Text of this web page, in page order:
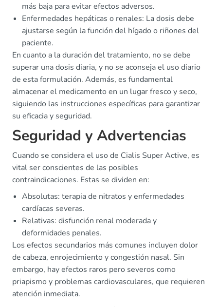
más baja para evitar efectos adversos.
Enfermedades hepáticas o renales: La dosis debe
ajustarse según la función del hígado o riñones del
paciente.
En cuanto a la duración del tratamiento, no se debe
superar una dosis diaria, y no se aconseja el uso diario
de esta formulación. Además, es fundamental
almacenar el medicamento en un lugar fresco y seco,
siguiendo las instrucciones específicas para garantizar
su eficacia y seguridad.
Seguridad y Advertencias
Cuando se considera el uso de Cialis Super Active, es
vital ser conscientes de las posibles
contraindicaciones. Estas se dividen en:
Absolutas: terapia de nitratos y enfermedades
cardíacas severas.
Relativas: disfunción renal moderada y
deformidades penales.
Los efectos secundarios más comunes incluyen dolor
de cabeza, enrojecimiento y congestión nasal. Sin
embargo, hay efectos raros pero severos como
priapismo y problemas cardiovasculares, que requieren
atención inmediata.